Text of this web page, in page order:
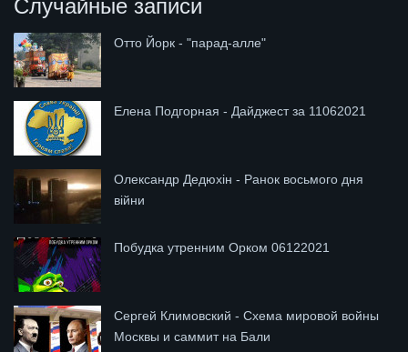
Случайные записи
Отто Йорк - "парад-алле"
Елена Подгорная - Дайджест за 11062021
Олександр Дедюхін - Ранок восьмого дня
війни
Побудка утренним Орком 06122021
Сергей Климовский - Схема мировой войны
Москвы и саммит на Бали